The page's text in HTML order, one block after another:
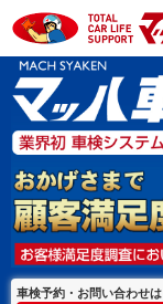
車検予約・お問い合わせは